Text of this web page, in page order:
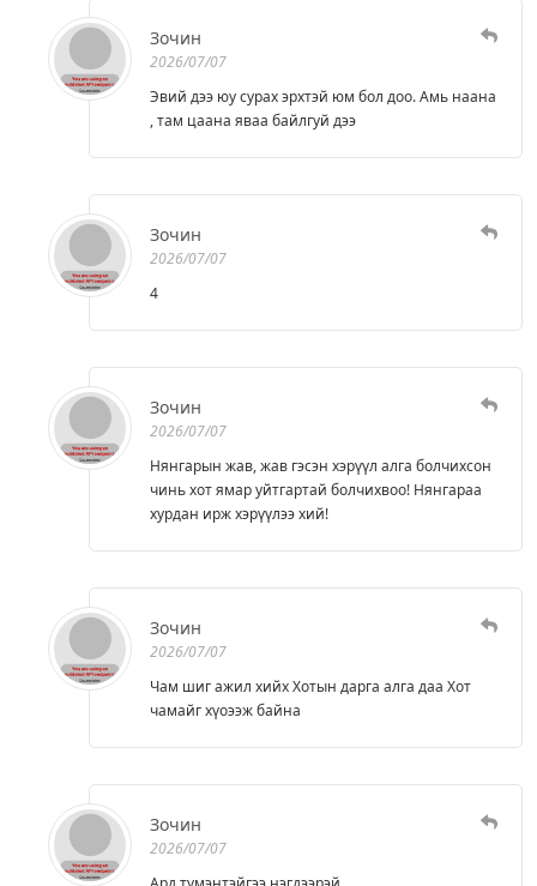
Зочин
2026/07/07
Эвий дээ юу сурах эрхтэй юм бол доо. Амь наана
, там цаана яваа байлгуй дээ
Зочин
2026/07/07
4
Зочин
2026/07/07
Нянгарын жав, жав гэсэн хэрүүл алга болчихсон
чинь хот ямар уйтгартай болчихвоо! Нянгараа
хурдан ирж хэрүүлээ хий!
Зочин
2026/07/07
Чам шиг ажил хийх Хотын дарга алга даа Хот
чамайг хүоээж байна
Зочин
2026/07/07